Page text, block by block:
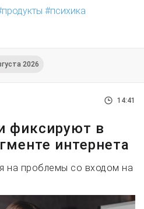
продукты
психика
2026
14:41
фиксируют в
интернета
на проблемы со входом на